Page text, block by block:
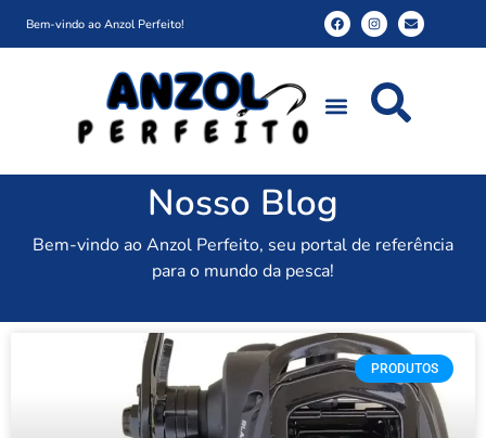
Bem-vindo ao Anzol Perfeito!
Nosso Blog
Bem-vindo ao Anzol Perfeito, seu portal de referência
para o mundo da pesca!
PRODUTOS